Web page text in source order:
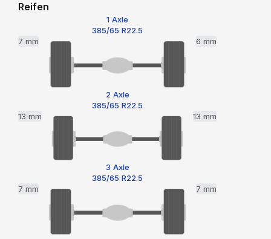
Reifen
1 Axle
385/65 R22.5
7 mm
6 mm
2 Axle
385/65 R22.5
13 mm
13 mm
3 Axle
385/65 R22.5
7 mm
7 mm